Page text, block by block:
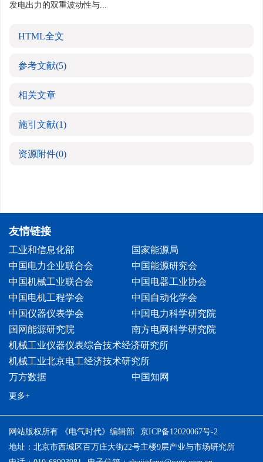
发电出力的双重波动性与...
HTML全文
参考文献(5)
相关文章
施引文献(1)
资源附件(0)
友情链接
工业和信息化部
国家能源局
中国电力企业联合会
中国能源研究会
中国机械工业联合会
中国电器工业协会
中国电机工程学会
中国自动化学会
中国仪器仪表学会
中国电力科学研究院
国网能源研究院
南方电网科学研究院
机械工业仪器仪表综合技术经济研究所
机械工业北京电工经济技术研究所
万方数据
中国知网
更多+
网站版权所有 《电气时代》编辑部
京ICP备12020067号-2
地址：北京市西城区百万庄大街22号主楼9层产业与市场研究所